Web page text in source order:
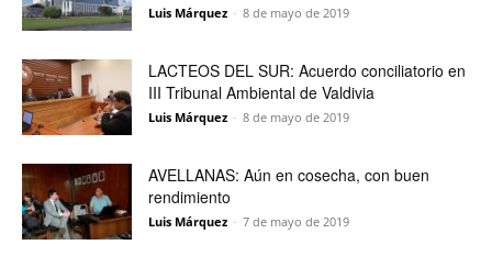
Luis Márquez - 8 de mayo de 2019
LACTEOS DEL SUR: Acuerdo conciliatorio en
III Tribunal Ambiental de Valdivia
Luis Márquez - 8 de mayo de 2019
AVELLANAS: Aún en cosecha, con buen
rendimiento
Luis Márquez - 7 de mayo de 2019